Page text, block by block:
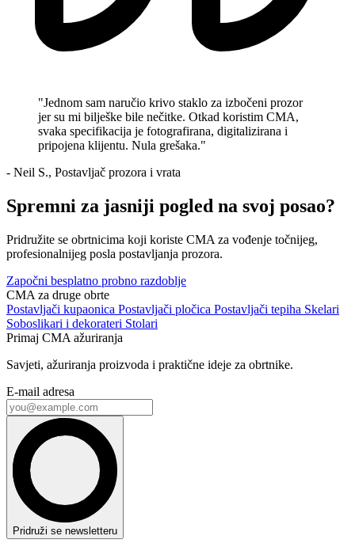
"Jednom sam naručio krivo staklo za izbočeni prozor
jer su mi bilješke bile nečitke. Otkad koristim CMA,
svaka specifikacija je fotografirana, digitalizirana i
pripojena klijentu. Nula grešaka."
- Neil S., Postavljač prozora i vrata
Spremni za jasniji pogled na svoj posao?
Pridružite se obrtnicima koji koriste CMA za vođenje točnijeg,
profesionalnijeg posla postavljanja prozora.
Započni besplatno probno razdoblje
CMA za druge obrte
Postavljači kupaonica Postavljači pločica Postavljači tepiha Skelari
Soboslikari i dekorateri Stolari
Primaj CMA ažuriranja
Savjeti, ažuriranja proizvoda i praktične ideje za obrtnike.
E-mail adresa
Pridruži se newsletteru